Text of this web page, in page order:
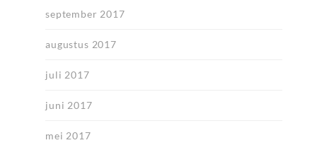
september 2017
augustus 2017
juli 2017
juni 2017
mei 2017